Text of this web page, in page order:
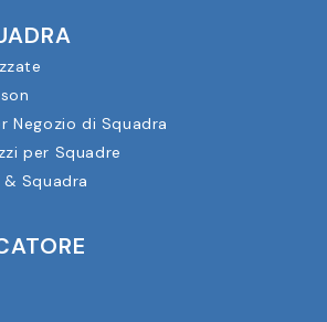
Negozio di Squadra
per Squadre
Squadra